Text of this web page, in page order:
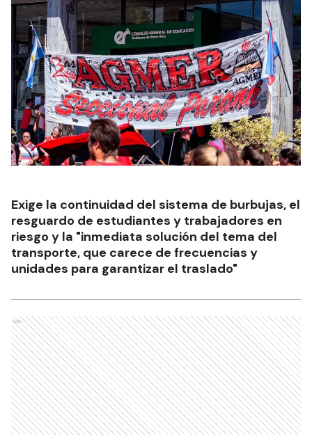
Exige la continuidad del sistema de burbujas, el
resguardo de estudiantes y trabajadores en
riesgo y la "inmediata solución del tema del
transporte, que carece de frecuencias y
unidades para garantizar el traslado"
Ads